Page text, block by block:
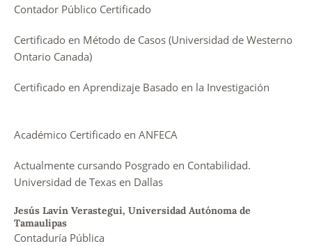
Contador Público Certificado
Certificado en Método de Casos (Universidad de Westerno
Ontario Canada)
Certificado en Aprendizaje Basado en la Investigación
Académico Certificado en ANFECA
Actualmente cursando Posgrado en Contabilidad.
Universidad de Texas en Dallas
Jesús Lavín Verastegui, Universidad Autónoma de
Tamaulipas
Contaduría Pública